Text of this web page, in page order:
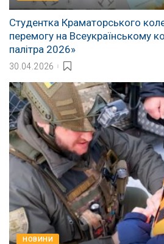
Студентка Краматорського
перемогу на Всеукраїнському
палітра 2026»
30.04.2026
НОВИНИ